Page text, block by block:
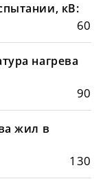
кВ:
60
нагрева
90
жил в
130